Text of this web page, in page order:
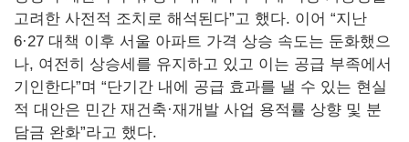
고려한 사전적 조치로 해석된다”고 했다. 이어 “지난
6·27 대책 이후 서울 아파트 가격 상승 속도는 둔화했으
나, 여전히 상승세를 유지하고 있고 이는 공급 부족에서
기인한다”며 “단기간 내에 공급 효과를 낼 수 있는 현실
적 대안은 민간 재건축·재개발 사업 용적률 상향 및 분
담금 완화”라고 했다.